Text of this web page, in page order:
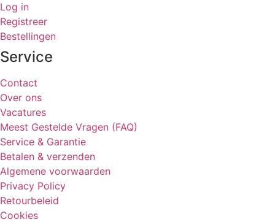
Log in
Registreer
Bestellingen
Service
Contact
Over ons
Vacatures
Meest Gestelde Vragen (FAQ)
Service & Garantie
Betalen & verzenden
Algemene voorwaarden
Privacy Policy
Retourbeleid
Cookies